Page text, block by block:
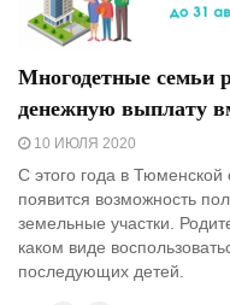
Многодетные семьи
денежную выплату
10 ИЮЛЯ 2020
С этого года в
появится возможность
земельные участки.
каком виде
последующих детей.